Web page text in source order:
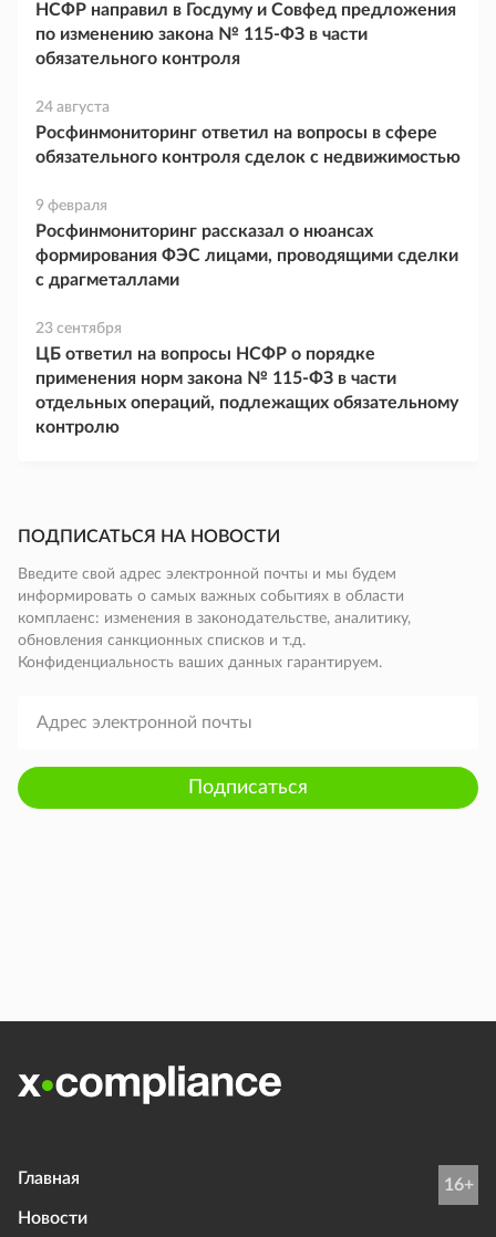
НСФР направил в Госдуму и Совфед предложения
по изменению закона № 115-ФЗ в части
обязательного контроля
24 августа
Росфинмониторинг ответил на вопросы в сфере
обязательного контроля сделок с недвижимостью
9 февраля
Росфинмониторинг рассказал о нюансах
формирования ФЭС лицами, проводящими сделки
с драгметаллами
23 сентября
ЦБ ответил на вопросы НСФР о порядке
применения норм закона № 115-ФЗ в части
отдельных операций, подлежащих обязательному
контролю
ПОДПИСАТЬСЯ НА НОВОСТИ
Введите свой адрес электронной почты и мы будем
информировать о самых важных событиях в области
комплаенс: изменения в законодательстве, аналитику,
обновления санкционных списков и т.д.
Конфиденциальность ваших данных гарантируем.
Подписаться
Главная
Новости
16+